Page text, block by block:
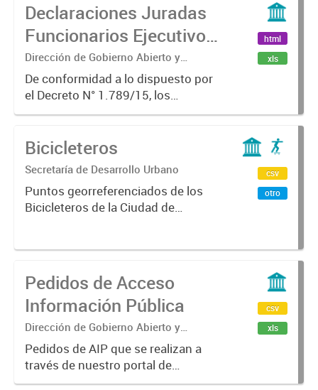
Declaraciones Juradas
Funcionarios Ejecutivo y
HCD
Dirección de Gobierno Abierto y
Participación Ciudadana
De conformidad a lo dispuesto por
el Decreto N° 1.789/15, los
funcionarios y empleados
13 de dicha norma, están obligados
html
xls
Bicicleteros
Secretaría de Desarrollo Urbano
Puntos georreferenciados de los
Bicicleteros de la Ciudad de
csv
otro
Pedidos de Acceso
Información Pública
Dirección de Gobierno Abierto y
Participación Ciudadana
Pedidos de AIP que se realizan a
través de nuestro portal de
transparencia.
csv
xls